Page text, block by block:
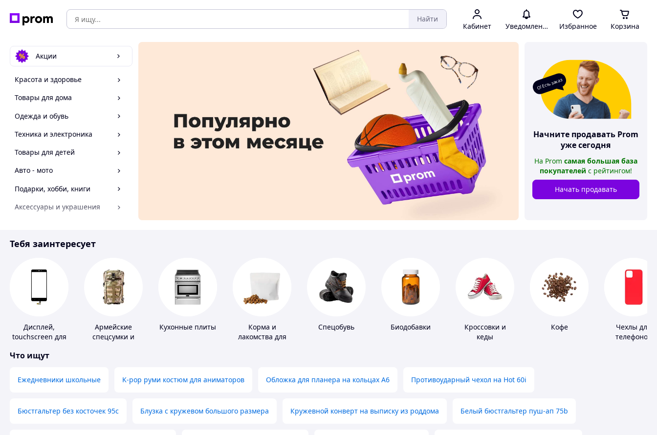
Найти
Кабинет Уведомления Избранное Корзина
Акции
Красота и здоровье
Товары для дома
Одежда и обувь
Техника и электроника
Товары для детей
Авто - мото
Подарки, хобби, книги
Аксессуары и украшения
Спорт и отдых
О! Есть заказ
Начните продавать Prom
уже сегодня
На Prom самая большая база
покупателей с рейтингом!
Начать продавать
Тебя заинтересует
Дисплей,
touchscreen для
Армейские
спецсумки и
Кухонные плиты
Корма и
лакомства для
Спецобувь Биодобавки
Кроссовки и
кеды
Кофе
Чехлы для
телефонов
Что ищут
Ежедневники школьные K-pop руми костюм для аниматоров Обложка для планера на кольцах А6 Противоударный чехол на Hot 60i
Бюстгальтер без косточек 95с Блузка с кружевом большого размера Кружевной конверт на выписку из роддома Белый бюстгальтер пуш-ап 75b